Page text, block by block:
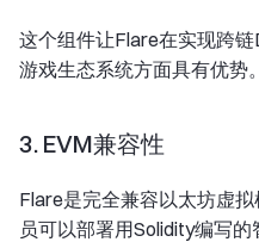
这个组件让Flare在实现跨
游戏生态系统方面具有优势。
3. EVM兼容性
Flare是完全兼容以太坊虚
员可以部署用Solidity编写